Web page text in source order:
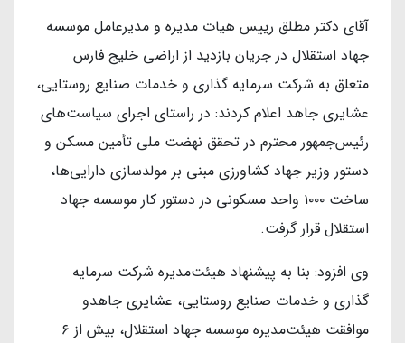
آقای دکتر مطلق رییس هیات مدیره و مدیرعامل موسسه
جهاد استقلال در جریان بازدید از اراضی خلیج فارس
متعلق به شرکت سرمایه گذاری و خدمات صنایع روستایی،
عشایری جاهد اعلام کردند: در راستای اجرای سیاست‌های
رئیس‌جمهور محترم در تحقق نهضت ملی تأمین مسکن و
دستور وزیر جهاد کشاورزی مبنی بر مولدسازی دارایی‌ها،
ساخت ۱۰۰۰ واحد مسکونی در دستور کار موسسه جهاد
استقلال قرار گرفت.
وی افزود: بنا به پیشنهاد هیئت‌مدیره شرکت سرمایه
گذاری و خدمات صنایع روستایی، عشایری جاهدو
موافقت هیئت‌مدیره موسسه جهاد استقلال، بیش از ۶